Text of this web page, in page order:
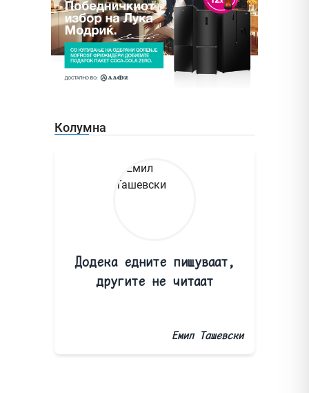
Колумна
Додека едните пишуваат,
другите не читаат
Емил Ташевски